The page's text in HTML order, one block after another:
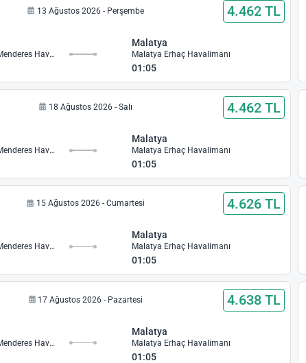
13 Ağustos 2026 - Perşembe 4.462 TL
İzmir Adnan Menderes Havalimanı
Malatya
Malatya Erhaç Havalimanı
01:05
18 Ağustos 2026 - Salı 4.462 TL
İzmir Adnan Menderes Havalimanı
Malatya
Malatya Erhaç Havalimanı
01:05
15 Ağustos 2026 - Cumartesi 4.626 TL
İzmir Adnan Menderes Havalimanı
Malatya
Malatya Erhaç Havalimanı
01:05
17 Ağustos 2026 - Pazartesi 4.638 TL
İzmir Adnan Menderes Havalimanı
Malatya
Malatya Erhaç Havalimanı
01:05